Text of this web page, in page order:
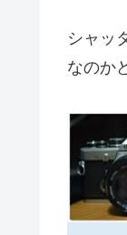
シャッ
なのか